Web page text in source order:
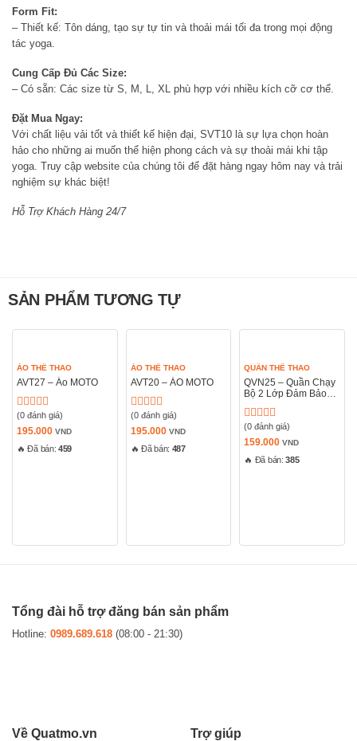
Form Fit:
– Thiết kế: Tôn dáng, tạo sự tự tin và thoải mái tối đa trong mọi động
tác yoga.
Cung Cấp Đủ Các Size:
– Có sẵn: Các size từ S, M, L, XL phù hợp với nhiều kích cỡ cơ thể.
Đặt Mua Ngay:
Với chất liệu vải tốt và thiết kế hiện đại, SVT10 là sự lựa chọn hoàn
hảo cho những ai muốn thể hiện phong cách và sự thoải mái khi tập
yoga. Truy cập website của chúng tôi để đặt hàng ngay hôm nay và trải
nghiệm sự khác biệt!
Hỗ Trợ Khách Hàng 24/7
SẢN PHẨM TƯƠNG TỰ
ÁO THỂ THAO
AVT27 – Áo MOTO
Được
xếp
0
(0 đánh giá)
195.000 VND
🔥 Đã bán: 459
ÁO THỂ THAO
AVT20 – ÁO MOTO
Được
xếp
0
(0 đánh giá)
195.000 VND
🔥 Đã bán: 487
QUẦN THỂ THAO
QVN25 – Quần Chạy
Bộ 2 Lớp Đảm Bảo
Mái Trong Từng Bước
Chạy
Được
xếp
0
(0 đánh giá)
159.000VND
🔥 Đã bán:385
Tổng đài hỗ trợ đăng bán sản phẩm
Hotline: 0989.689.618 (08:00 - 21:30)
Về Quatmo.vn Trợ giúp